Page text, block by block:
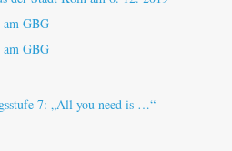
am GBG
am GBG
7: „All you need is …“